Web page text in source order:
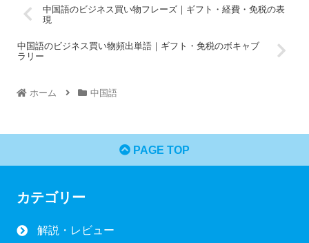
中国語のビジネス買い物フレーズ｜ギフト・経費・免税の表
現
中国語のビジネス買い物頻出単語｜ギフト・免税のボキャブ
ラリー
ホーム 中国語
PAGE TOP
カテゴリー
解説・レビュー